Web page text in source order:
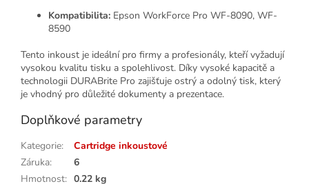
Kompatibilita: Epson WorkForce Pro WF-8090, WF-
8590
Tento inkoust je ideální pro firmy a profesionály, kteří vyžadují
vysokou kvalitu tisku a spolehlivost. Díky vysoké kapacitě a
technologii DURABrite Pro zajišťuje ostrý a odolný tisk, který
je vhodný pro důležité dokumenty a prezentace.
Doplňkové parametry
Kategorie:
Cartridge inkoustové
Záruka:
6
Hmotnost: 0.22 kg